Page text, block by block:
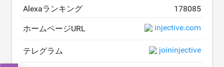
Alexaランキング
178085
ホームページURL injective.com
テレグラム joininjective